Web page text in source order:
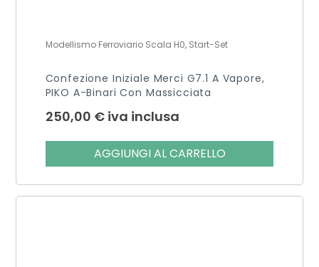
Modellismo Ferroviario Scala H0, Start-Set
Confezione Iniziale Merci G7.1 A Vapore,
PIKO A-Binari Con Massicciata
250,00 € iva inclusa
AGGIUNGI AL CARRELLO